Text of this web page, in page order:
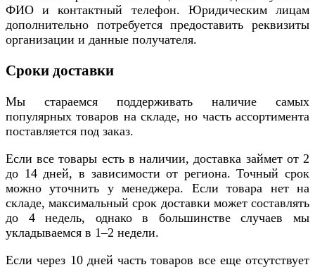
ФИО и контактный телефон. Юридическим лицам
дополнительно потребуется предоставить реквизиты
организации и данные получателя.
Сроки доставки
Мы стараемся поддерживать наличие самых
популярных товаров на складе, но часть ассортимента
поставляется под заказ.
Если все товары есть в наличии, доставка займет от 2
до 14 дней, в зависимости от региона. Точный срок
можно уточнить у менеджера. Если товара нет на
складе, максимальный срок доставки может составлять
до 4 недель, однако в большинстве случаев мы
укладываемся в 1–2 недели.
Если через 10 дней часть товаров все еще отсутствует